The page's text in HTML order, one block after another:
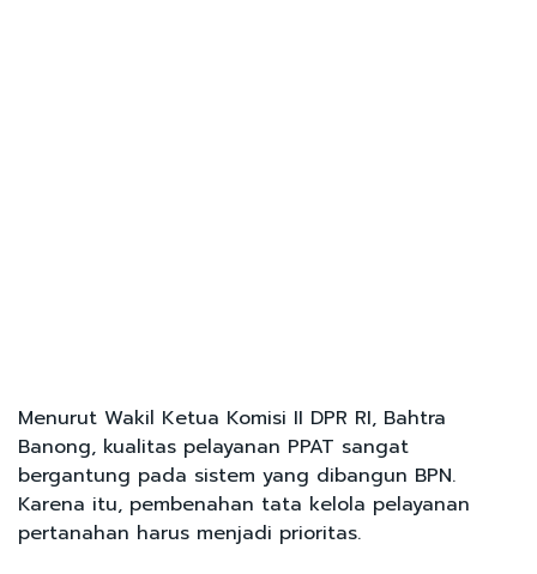
Menurut Wakil Ketua Komisi II DPR RI, Bahtra
Banong, kualitas pelayanan PPAT sangat
bergantung pada sistem yang dibangun BPN.
Karena itu, pembenahan tata kelola pelayanan
pertanahan harus menjadi prioritas.